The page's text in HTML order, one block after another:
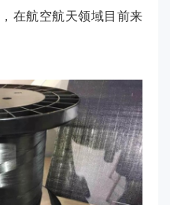
在航空航天领域目前来